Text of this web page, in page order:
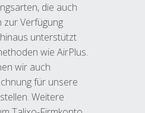
die auch
zur Verfügung
unterstützt
wie AirPlus.
wir auch
für unsere
Weitere